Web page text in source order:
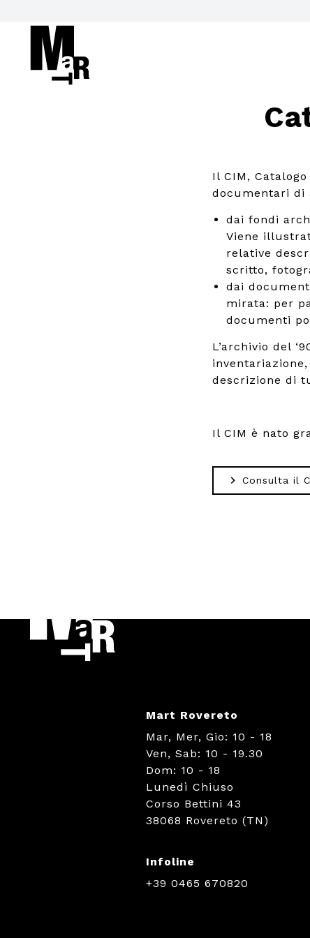
Il CIM,
documentari di
dai fondi
Viene
relative
scritto,
dai
mirata: per
documenti
L’archivio del
descrizione di
Il CIM è nato
Consulta il
Mart Rovereto
Mar, Mer, Gio: 10 - 18
Ven, Sab: 10 - 19.30
Dom: 10 - 18
Lunedì Chiuso
Corso Bettini 43
38068 Rovereto (TN)
Infoline
+39 0465 670820